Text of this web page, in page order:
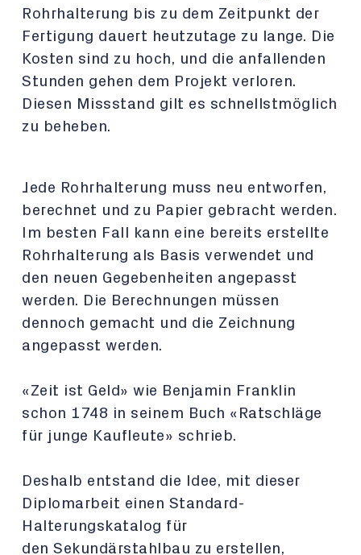
Rohrhalterung bis zu dem Zeitpunkt der
Fertigung dauert heutzutage zu lange. Die
Kosten sind zu hoch, und die anfallenden
Stunden gehen dem Projekt verloren.
Diesen Missstand gilt es schnellstmöglich
zu beheben.
Jede Rohrhalterung muss neu entworfen,
berechnet und zu Papier gebracht werden.
Im besten Fall kann eine bereits erstellte
Rohrhalterung als Basis verwendet und
den neuen Gegebenheiten angepasst
werden. Die Berechnungen müssen
dennoch gemacht und die Zeichnung
angepasst werden.
«Zeit ist Geld» wie Benjamin Franklin
schon 1748 in seinem Buch «Ratschläge
für junge Kaufleute» schrieb.
Deshalb entstand die Idee, mit dieser
Diplomarbeit einen Standard-
Halterungskatalog für
den Sekundärstahlbau zu erstellen,